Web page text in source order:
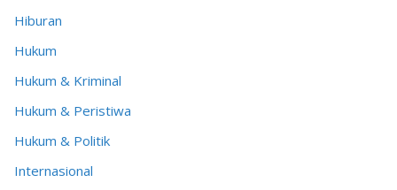
Hiburan
Hukum
Hukum & Kriminal
Hukum & Peristiwa
Hukum & Politik
Internasional